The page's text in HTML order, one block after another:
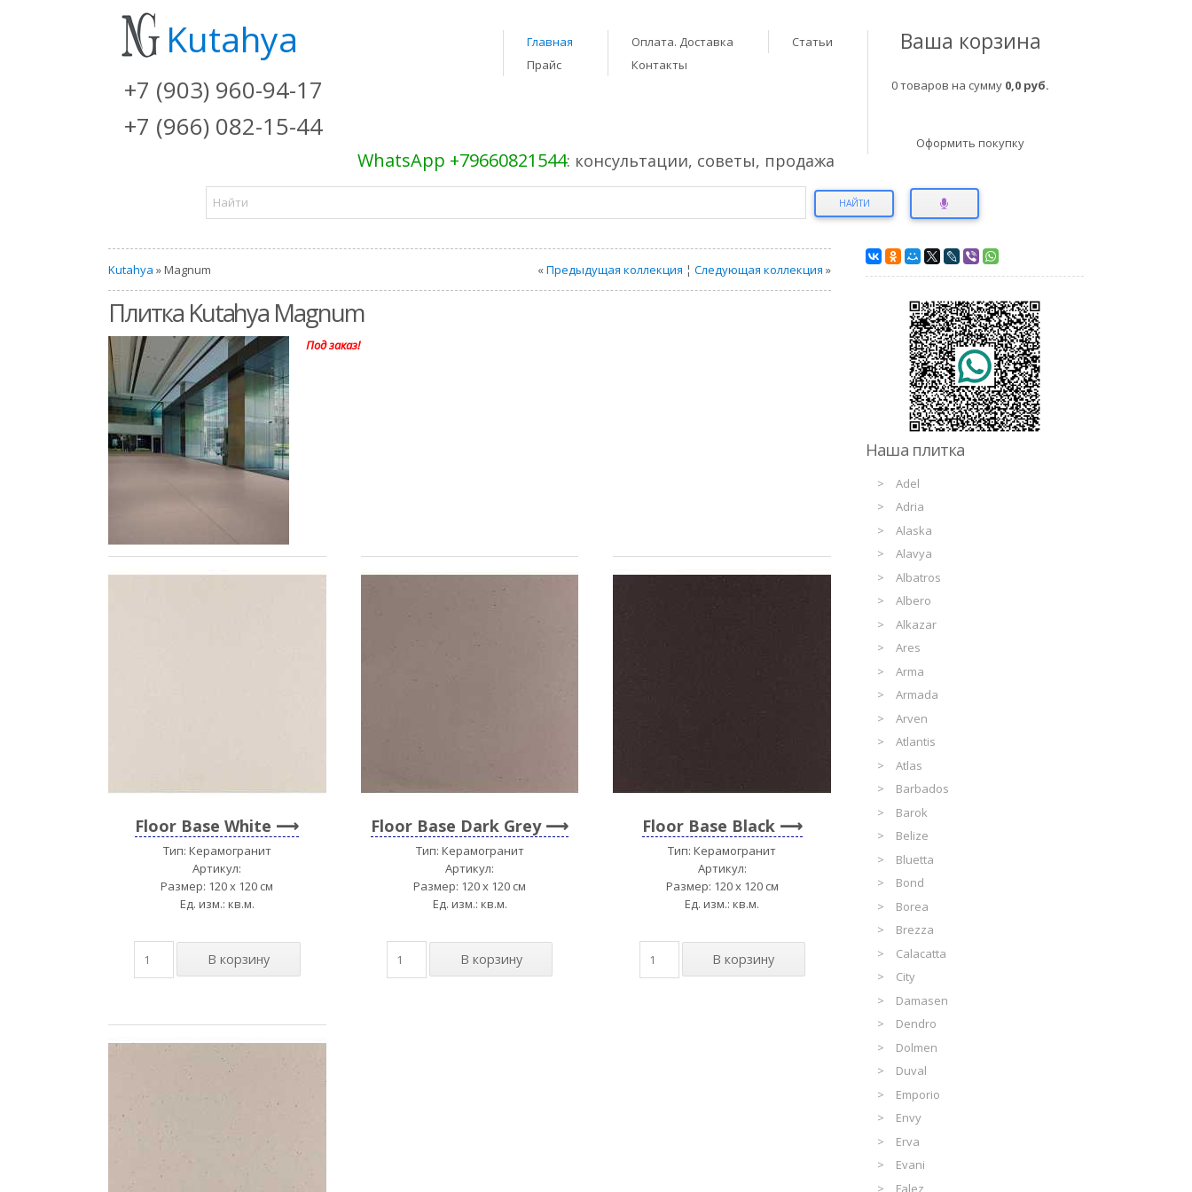
Kutahya
+7 (903) 960-94-17
+7 (966) 082-15-44
Главная
Прайс
Оплата. Доставка
Контакты
Статьи Ваша корзина
0 товаров на сумму 0,0 руб.
Оформить покупку
WhatsApp +79660821544: консультации, советы, продажа
НАЙТИ
Kutahya » Magnum «Предыдущая коллекция ¦Следующая коллекция »
Плитка Kutahya Magnum
Под заказ!
Floor Base White
Тип: Керамогранит
Артикул:
Размер: 120 x 120 см
Ед. изм.: кв.м.
Floor Base Dark Grey
Тип: Керамогранит
Артикул:
Размер: 120 x 120 см
Ед. изм.: кв.м.
Floor Base Black
Тип: Керамогранит
Артикул:
Размер: 120 x 120 см
Ед. изм.: кв.м.
Наша плитка
Adel
Adria
Alaska
Alavya
Albatros
Albero
Alkazar
Ares
Arma
Armada
Arven
Atlantis
Atlas
Barbados
Barok
Belize
Bluetta
Bond
Borea
Brezza
Calacatta
City
Damasen
Dendro
Dolmen
Duval
Emporio
Envy
Erva
Evani
Falez